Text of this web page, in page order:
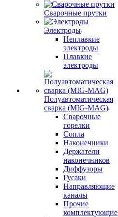
Сварочные прутки
Электроды
Неплавкие
электроды
Плавкие
электроды
Полуавтоматическая
сварка (MIG-MAG)
Сварочные
горелки
Сопла
Наконечники
Держатели
наконечников
Диффузоры
Гусаки
Направляющие
каналы
Прочие
комплектующие